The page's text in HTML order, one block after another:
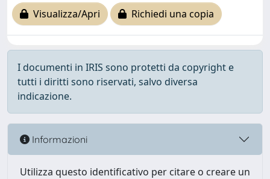
Visualizza/Apri
Richiedi una copia
I documenti in IRIS sono protetti da copyright e
tutti i diritti sono riservati, salvo diversa
indicazione.
Informazioni
Utilizza questo identificativo per citare o creare un